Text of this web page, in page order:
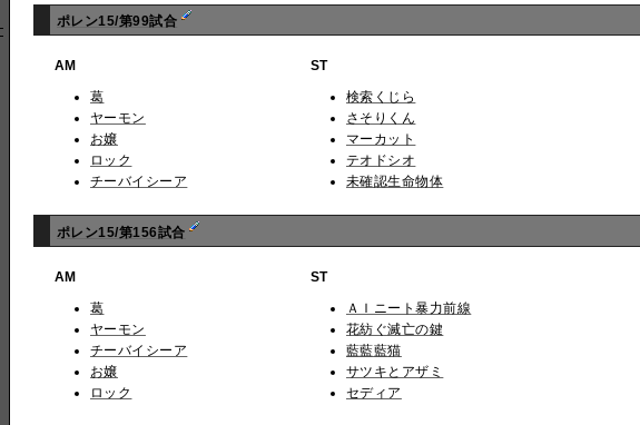
ポレン15/第99試合
AM
葛
ヤーモン
お嬢
ロック
チーバイシーア
ST
検索くじら
さそりくん
マーカット
テオドシオ
未確認生命物体
ポレン15/第156試合
AM
葛
ヤーモン
チーバイシーア
お嬢
ロック
ST
ＡＩニート暴力前線
花紡ぐ滅亡の鍵
藍藍藍猫
サツキとアザミ
セディア